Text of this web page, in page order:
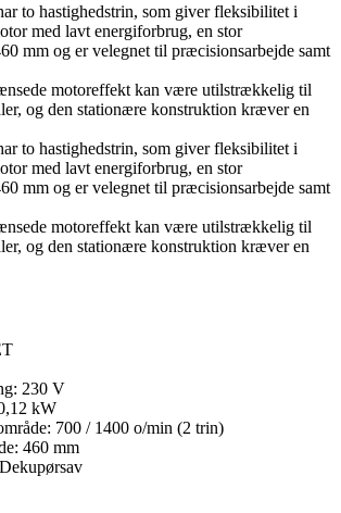
to hastighedstrin, som giver fleksibilitet i
med lavt energiforbrug, en stor
mm og er velegnet til præcisionsarbejde samt
motoreffekt kan være utilstrækkelig til
og den stationære konstruktion kræver en
to hastighedstrin, som giver fleksibilitet i
med lavt energiforbrug, en stor
mm og er velegnet til præcisionsarbejde samt
motoreffekt kan være utilstrækkelig til
og den stationære konstruktion kræver en
230 V
kW
700 / 1400 o/min (2 trin)
460 mm